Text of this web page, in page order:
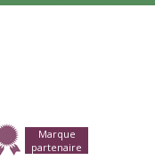
Marque
partenaire